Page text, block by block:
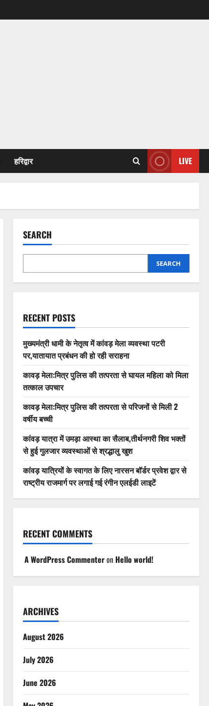
हरिद्वार LIVE
SEARCH
SEARCH
RECENT POSTS
मुख्यमंत्री धामी के नेतृत्व में कांवड़ मेला व्यवस्था पटरी
पर,यातायात प्रबंधन की हो रही सराहना
कावड़ मेला:मित्र पुलिस की तत्परता से घायल महिला को मिला
तत्काल उपचार
कावड़ मेला:मित्र पुलिस की तत्परता से परिजनों से मिली 2
वर्षीय बच्ची
कांवड़ यात्रा में उमड़ा आस्था का सैलाब,तीर्थनगरी शिव भक्तों
से हुई गुलजार व्यवस्थाओं से श्रद्धालु खुश
कांवड़ यात्रियों के स्वागत के लिए नारसन बॉर्डर प्रवेश द्वार से
राष्ट्रीय राजमार्ग पर लगाई गई रंगीन एलईडी लाइटें
RECENT COMMENTS
A WordPress Commenteron Hello world!
ARCHIVES
August 2026
July 2026
June 2026